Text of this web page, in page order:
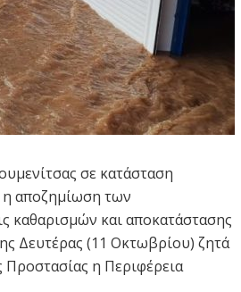
σε κατάσταση
η αποζημίωση των
καθαρισμών και αποκατάστασης
Δευτέρας (11 Οκτωβρίου) ζητά
Προστασίας η Περιφέρεια